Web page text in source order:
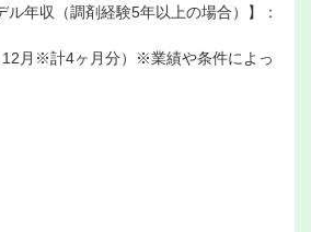
ル年収（調剤経験5年以上の場合）】：
月※計4ヶ月分）※業績や条件によっ